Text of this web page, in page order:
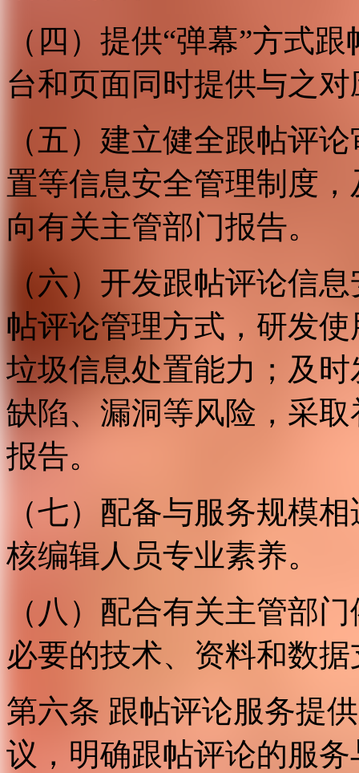
（四）提供“弹幕”方式
台和页面同时提供与之
（五）建立健全跟帖评
置等信息安全管理制度
向有关主管部门报告。
（六）开发跟帖评论信
帖评论管理方式，研发
垃圾信息处置能力；及
缺陷、漏洞等风险，采
报告。
（七）配备与服务规模
核编辑人员专业素养。
（八）配合有关主管部
必要的技术、资料和数
第六条 跟帖评论服务提
议，明确跟帖评论的服